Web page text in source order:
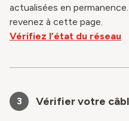
actualisées en
revenez à cette page.
Vérifiez l’état du réseau
3 Vérifier votre